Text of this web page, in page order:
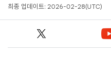
최종 업데이트: 2026-02-28(UTC)